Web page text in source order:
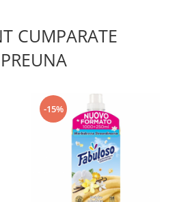
CUMPARATE
-15%